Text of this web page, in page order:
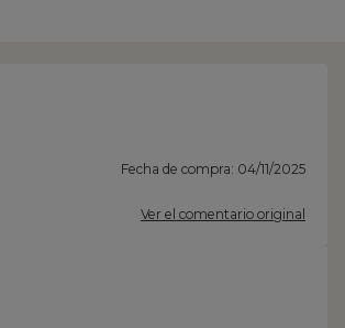
Fecha de compra: 04/11/2025
Ver el comentario original